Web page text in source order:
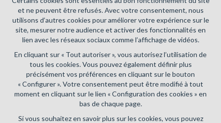
et ne peuvent être refusés. Avec votre consentement, nous
utilisons d’autres cookies pour améliorer votre expérience sur le
site, mesurer notre audience et activer des fonctionnalités en
lien avec les réseaux sociaux comme l’affichage de vidéos.
En cliquant sur « Tout autoriser », vous autorisez l’utilisation de
tous les cookies. Vous pouvez également définir plus
précisément vos préférences en cliquant sur le bouton
« Configurer ». Votre consentement peut être modifié à tout
moment en cliquant sur le lien « Configuration des cookies » en
bas de chaque page.
Si vous souhaitez en savoir plus sur les cookies, vous pouvez
IPI
RC professionnelle et cautionnement via AXA Belgium SA,
Place du Trône 1, 1000 Bruxelles – police n° 730.390.160.
Couverture valable pour les activités réalisées en Belgique
Conditions générales d'utilisation du site
Charte de la protection de la vie privée
Configuration des cookies